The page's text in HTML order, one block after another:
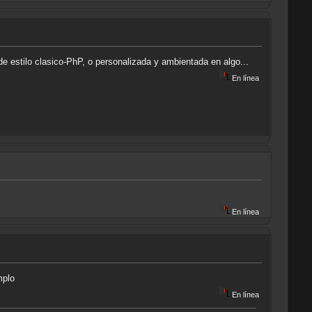
estilo clasico-PhP, o personalizada y ambientada en algo...
En línea
En línea
En línea